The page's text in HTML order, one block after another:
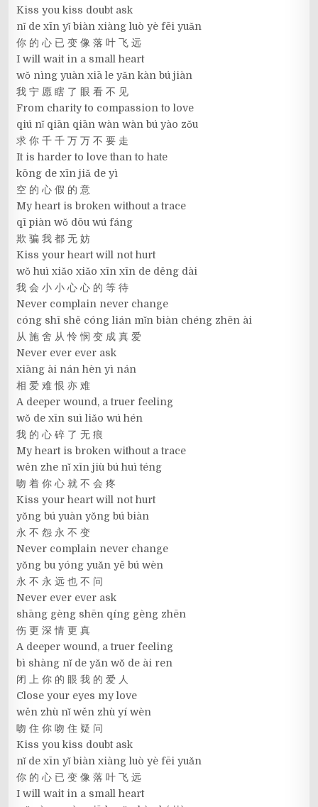
Kiss you kiss doubt ask
nǐ de xīn yǐ biàn xiàng luò yè fēi yuǎn
你 的 心 已 变 像 落 叶 飞 远
I will wait in a small heart
wǒ nìng yuàn xiā le yǎn kàn bú jiàn
我 宁 愿 瞎 了 眼 看 不 见
From charity to compassion to love
qiú nǐ qiān qiān wàn wàn bú yào zǒu
求 你 千 千 万 万 不 要 走
It is harder to love than to hate
kōng de xīn jiǎ de yì
空 的 心 假 的 意
My heart is broken without a trace
qī piàn wǒ dōu wú fáng
欺 骗 我 都 无 妨
Kiss your heart will not hurt
wǒ huì xiǎo xiǎo xīn xīn de děng dài
我 会 小 小 心 心 的 等 待
Never complain never change
cóng shī shě cóng lián mǐn biàn chéng zhēn ài
从 施 舍 从 怜 悯 变 成 真 爱
Never ever ever ask
xiāng ài nán hèn yì nán
相 爱 难 恨 亦 难
A deeper wound, a truer feeling
wǒ de xīn suì liǎo wú hén
我 的 心 碎 了 无 痕
My heart is broken without a trace
wěn zhe nǐ xīn jiù bú huì téng
吻 着 你 心 就 不 会 疼
Kiss your heart will not hurt
yǒng bú yuàn yǒng bú biàn
永 不 怨 永 不 变
Never complain never change
yǒng bu yóng yuǎn yě bú wèn
永 不 永 远 也 不 问
Never ever ever ask
shāng gèng shēn qíng gèng zhēn
伤 更 深 情 更 真
A deeper wound, a truer feeling
bì shàng nǐ de yǎn wǒ de ài ren
闭 上 你 的 眼 我 的 爱 人
Close your eyes my love
wěn zhù nǐ wěn zhù yí wèn
吻 住 你 吻 住 疑 问
Kiss you kiss doubt ask
nǐ de xīn yǐ biàn xiàng luò yè fēi yuǎn
你 的 心 已 变 像 落 叶 飞 远
I will wait in a small heart